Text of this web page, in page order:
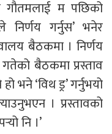
गौतमलाई म पछिको
निर्णय गर्नुस’ भनेर
बैठकमा । निर्णय
बैठकमा प्रस्ताव
‘विथ ड्र’ गर्नुभयो
। प्रस्तावको
नि ।’